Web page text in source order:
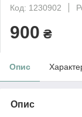
Код: 1230902
900 ₴
Опис
Опис